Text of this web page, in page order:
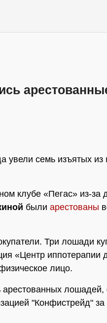
увели семь изъятых из
клубе «Пегас» из-за
были арестованы
Три лошади
«Центр иппотерапии
лицо.
лошадей,
"Конфистрейд" за